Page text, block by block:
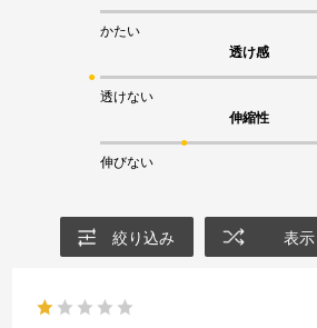
かたい
透け感
透けない
伸縮性
伸びない
絞り込み 表